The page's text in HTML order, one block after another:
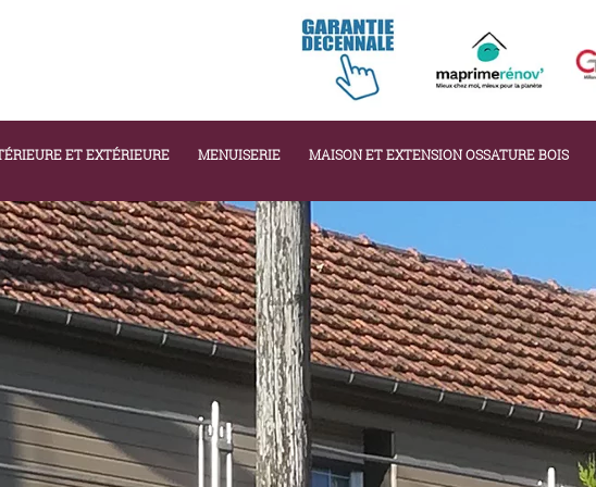
ET EXTÉRIEURE MENUISERIE MAISON ET EXTENSION OSSATURE BOIS